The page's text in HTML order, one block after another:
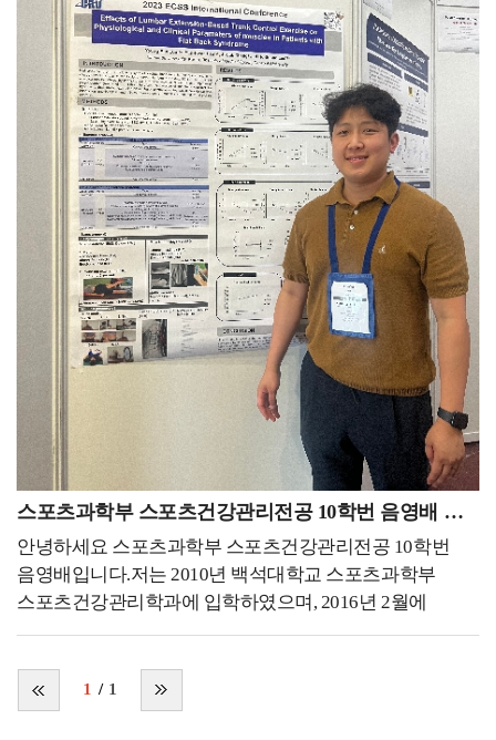
싶은 말씀이 있을까요? 우성하 동문 : 사실 진짜
바늘구멍같이 작은 틈 사이로 치열하게 경쟁해야지만 될
수 있는 직업이라고 생각합니다. 그래서 본인에 대한
강점을 확실하게 만드는 걸 추천해 드립니다. 또 많이
지원하다 보면 떨어질 때 스스로에 대한 의구심도 들고
자존감도 낮아지겠지만, 누구보다 자신을 믿고 열심히
하면 될 거라고 생각합니다!
있으면서추후 항공객실승무원이 되기까지 좋은 경험과
경력이 될 거라 확신이 들어 지원하게
되었습니다.KTX에서 열차승무원으로서 근무한 2년
3개월이라는 시간 덕분에 저는 견문을 넓히며 더 많은
경험을 할 수 있었고, 매일 천명이 넘는 고객들을 만나
소통할 수 있었으며승무와 관련된 직무를 수행하며 저의
서비스 커리어를 성장시켰습니다. 코로나19라는 절망적인
상황 속에서도 저를 한층 더 발전시킬 수 있었습니다.
근무를 하면서도 언젠가 다시 열릴 항공사 채용에
대비하여 꾸준히 토익, 토익스피킹, 영어회화를 공부하며
어학성적을 관리했습니다.또 계속해서 국외여행인솔자,
안전관리지도사 등 항공사 채용에 도움이 될만한 자격증을
취득하며 시간을 보냈습니다.그러다 2023년, 항공업계가
다시 활발해지고 있는 지금 27살이라는 어리지 않은
나이에 다시 항공객실승무원에 도전해 꿈에 그리던
대한항공 객실승무원에 최종합격하게 되었습니다. 내가
하고싶은 일이 타의로, 어떠한 예기치 못한 상황으로 인해
시도조차 못 하는 상황이 있을 수 있잖아요. 그 때 낙담해
있기보다는 더 좋은 방향을 잡아 새로운 일에 도전하고,
본인을 더 성장시키는 것이 중요하다고 생각합니다.
여러분들도 무엇이든 실패를 두려워하기보단 이것저것
여러 방면으로 도전함으로써 세상을 더 넓고 다양하게
치과에서 임상 치과위생사로 근무를 했습니다. 치과에서
일을 하며 치위생학에 대해 더욱더 큰 매력을 느꼈고,
치과에서 생기는 일들에 대해 더 연구해보고싶다는 생각이
들어 대학원을 들어가게 되었습니다. 그렇게 석사 과정을
이수하게 되었고, 이 과정 중에 저의 적성에는 연구와
결과물을 만드는 일이 잘 맞는다는 생각이 들어 연구직을
희망하게 되었습니다. 그렇게 제 적성을 찾고, 취업처를
알아보다 좋은 기회로 치과의료정책연구원에 입사하게
되었습니다.연구원 일을 하다보면 아무리 적성에 맞다고
하더라도 연구를 하고, 자료를 만드는 일이 고되다고
느껴지기도 합니다. 하지만 조금 더 인내하고 결과물을
완성하면, 다른 사람들 눈에는 안이뻐 보일 수 있어도 제
눈에는 이뻐보이는 결과물들이 생겨 보람을 느낍니다.
그리고 그 결과물들을 통해 정책 개선을 위한 활동들로
이어지는데, 그 활동의 결실로 정책이 변화한다는
이야기를 들을 때엔 세상을 조금이나마 더 나아지게하는데
일조했다는 생각에 뿌듯해지기도 합니다.연구원으로써
일을 하다보면, 다양한 분야의 멋진 연구자분들의 연구와
결과물들을 보게됩니다. 기발하고 과학적인 연구 방법들을
통해 현상을 여러 각도에서 바라보고, 파악함으로써
세상에 숨어있던 현상들을 명확하게 볼수 있다고
생각합니다. 그렇기에 하나님께서 만드시고, 사람들이
학문적으로 더욱 공부를 하고, 연구하는 방법을 더욱
스포츠과학부 스포츠건강관리전공 10학번 음영배 동문
안녕하세요 스포츠과학부 스포츠건강관리전공 10학번
음영배입니다.저는 2010년 백석대학교 스포츠과학부
스포츠건강관리학과에 입학하였으며, 2016년 2월에
졸업하였습니다. 대부분의 학생분들이 공감하시겠지만,
진로에 대한 필요로써 체육관련 직업이 적합하다는 생각이
지배적이었습니다. 그러나 대학에 입학하여 전공 관련
1 1